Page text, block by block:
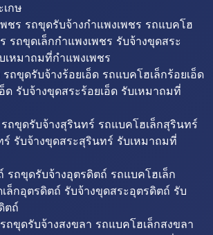
กษ
ชร รถขุดรับจ้างกำแพงเพชร รถแบคโฮ
รถขุดเล็กกำแพงเพชร รับจ้างขุดสระ
เหมาถมที่กำแพงเพชร
รถขุดรับจ้างร้อยเอ็ด รถแบคโฮเล็กร้อยเอ็ด
ด รับจ้างขุดสระร้อยเอ็ด รับเหมาถมที่
ถขุดรับจ้างสุรินทร์ รถแบคโฮเล็กสุรินทร์
ร์ รับจ้างขุดสระสุรินทร์ รับเหมาถมที่
รถขุดรับจ้างอุตรดิตถ์ รถแบคโฮเล็ก
ล็กอุตรดิตถ์ รับจ้างขุดสระอุตรดิตถ์ รับ
ตถ์
ถขุดรับจ้างสงขลา รถแบคโฮเล็กสงขลา